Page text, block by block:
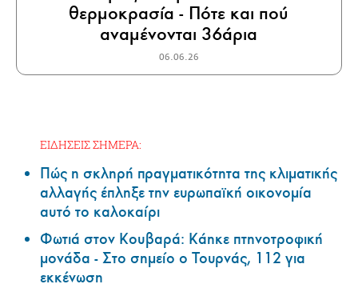
θερμοκρασία - Πότε και πού
αναμένονται 36άρια
06.06.26
ΕΙΔΗΣΕΙΣ ΣΗΜΕΡΑ:
Πώς η σκληρή πραγματικότητα της κλιματικής
αλλαγής έπληξε την ευρωπαϊκή οικονομία
αυτό το καλοκαίρι
Φωτιά στον Κουβαρά: Κάηκε πτηνοτροφική
μονάδα - Στο σημείο ο Τουρνάς, 112 για
εκκένωση